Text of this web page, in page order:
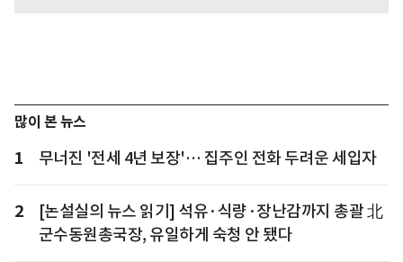
많이 본 뉴스
1 무너진 '전세 4년 보장'… 집주인 전화 두려운 세입자
2
[논설실의 뉴스 읽기] 석유·식량·장난감까지 총괄 北
군수동원총국장, 유일하게 숙청 안 됐다